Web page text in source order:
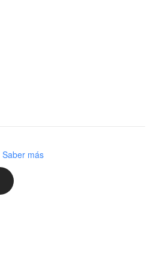
Saber más